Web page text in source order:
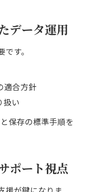
データ運用
す。
適合方針
扱い
保存の標準手順を
ポート視点